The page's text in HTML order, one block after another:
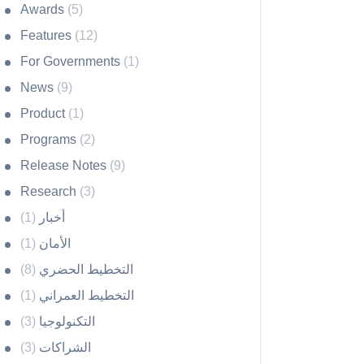
Awards (5)
Features (12)
For Governments (1)
News (9)
Product (1)
Programs (2)
Release Notes (9)
Research (3)
أخبار(1)
الأمان(1)
التخطيط الحضري(8)
التخطيط العمراني(1)
التكنولوجيا(3)
الشراكات(3)